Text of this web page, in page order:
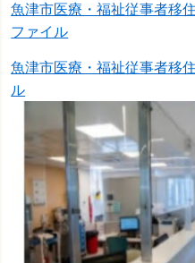
魚津市医療・福祉従事者移
ファイル
魚津市医療・福祉従事者移
ル